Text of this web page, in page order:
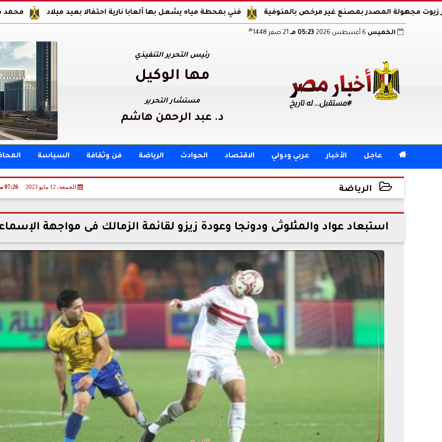
محمد صلاح يوقع فني بمحطة مياه يشعل بها ألعابا نارية احتفالا بعيد ميلاد
الخميس 05:23 مـ هـ
رئيس التحرير التنفيذي
مها الوكيل
مستشار التحرير
د. عبد الرحمن هاشم
 عاجل الأخبار عربي ودولي الاقتصاد الحوادث الرياضة فن وثقافة السياسة
الرياضة الجمعة، 12 مايو 2023 07:26 مـ
2023-05-12 19:26:57
استبعاد عواد والمثلوثى ودونجا وعودة زيزو لقائمة الزمالك فى مواجهة